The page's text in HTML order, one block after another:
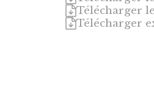
Télécharger
Télécharger